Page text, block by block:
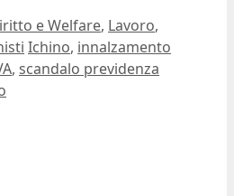
e Welfare, Lavoro,
Tag
Ichino, innalzamento
, scandalo previdenza